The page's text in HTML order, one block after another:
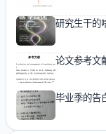
研究生干的
论文参考文
毕业季的告